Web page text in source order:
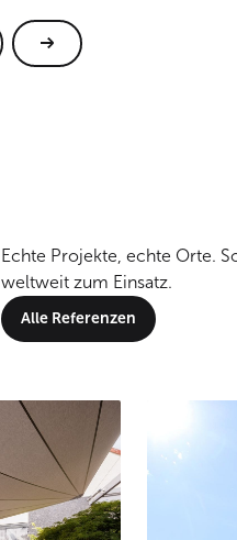
Echte Projekte, echte Orte.
weltweit zum Einsatz.
Alle Referenzen